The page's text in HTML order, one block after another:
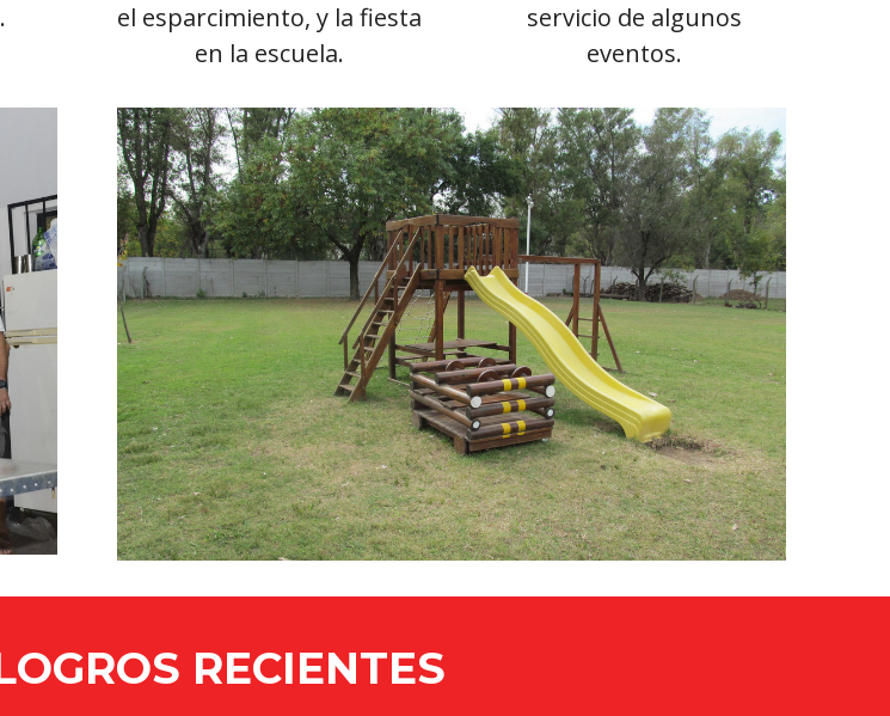
el esparcimiento, y la fiesta
en la escuela.
servicio de algunos
eventos.
RECIENTES